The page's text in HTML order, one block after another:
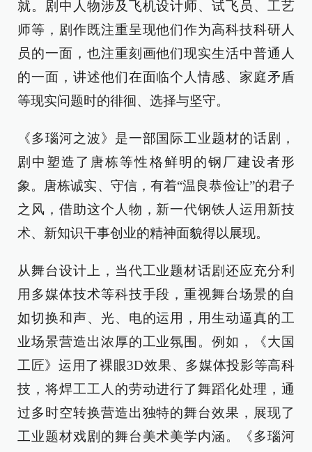
就。剧中人物涉及飞机设计师、试飞员、工艺
师等，剧作既注重呈现他们作为高科技科研人
员的一面，也注重刻画他们现实生活中普通人
的一面，讲述他们在面临个人情感、家庭矛盾
等现实问题时的徘徊、选择与坚守。
《多瑙河之波》是一部国际工业题材的话剧，
剧中塑造了唐栋等性格鲜明的钢厂建设者形
象。唐栋诚实、守信，有着“温良恭俭让”的君子
之风，借助这个人物，新一代钢铁人运用新技
术、新知识干事创业的精神面貌得以展现。
从舞台设计上，当代工业题材话剧还应充分利
用多媒体技术等科技手段，重视舞台场景的自
如切换和声、光、电的运用，用生动逼真的工
业场景营造出浓厚的工业氛围。例如，《大国
工匠》运用了裸眼3D效果、多媒体投影等高科
技，将焊工工人的劳动进行了舞蹈化处理，通
过多时空转换营造出独特的舞台效果，展现了
工业题材戏剧的舞台美术美学内涵。《多瑙河